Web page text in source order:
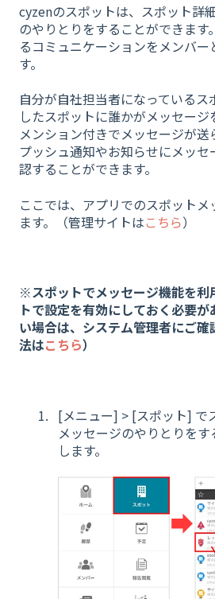
cyzenのスポットは、スポット詳
のやりとりをすることができます
るコミュニケーションをメンバー
す。
自分が自社担当者になっているス
したスポットに誰かがメッセー
メンション付きでメッセージが
プッシュ通知やお知らせにメッ
認することができます。
ここでは、アプリでのスポット
ます。（管理サイトはこちら）
※スポットでメッセージ機能を利
トで設定を有効にしておく必要
い場合は、システム管理者にご
法はこちら）
[メニュー] > [スポット] で
メッセージのやりとりを
します。